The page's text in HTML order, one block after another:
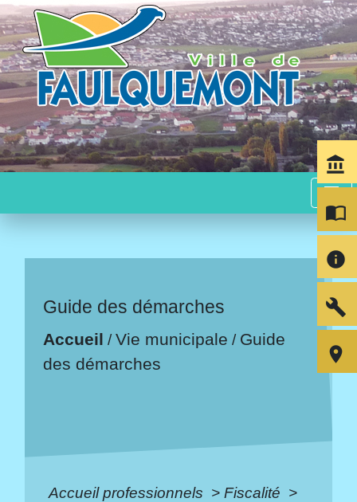
menu
Guide des démarches
Accueil /Vie municipale / Guide
des démarches
Accueil professionnels > Fiscalité >
account_balance
import_contacts
info
build
room